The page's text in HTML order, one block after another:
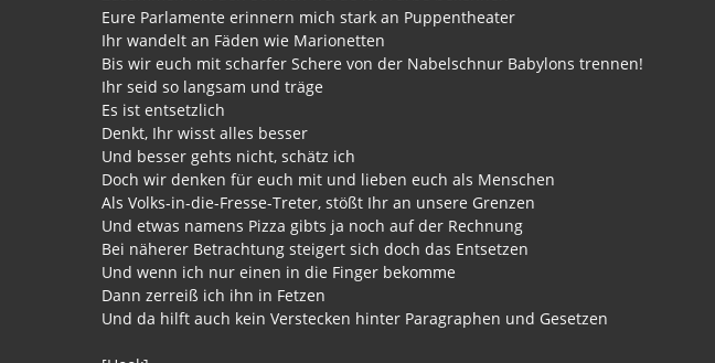
Eure Parlamente erinnern mich stark an Puppentheater
Ihr wandelt an Fäden wie Marionetten
Bis wir euch mit scharfer Schere von der Nabelschnur Babylons trennen!
Ihr seid so langsam und träge
Es ist entsetzlich
Denkt, Ihr wisst alles besser
Und besser gehts nicht, schätz ich
Doch wir denken für euch mit und lieben euch als Menschen
Als Volks-in-die-Fresse-Treter, stößt Ihr an unsere Grenzen
Und etwas namens Pizza gibts ja noch auf der Rechnung
Bei näherer Betrachtung steigert sich doch das Entsetzen
Und wenn ich nur einen in die Finger bekomme
Dann zerreiß ich ihn in Fetzen
Und da hilft auch kein Verstecken hinter Paragraphen und Gesetzen